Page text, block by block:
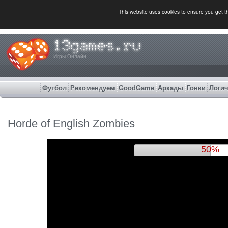
This website uses cookies to ensure you get
Игры Онлайн
Футбол Рекомендуем GoodGame Аркады Гонки
Horde of English Zombies
53%